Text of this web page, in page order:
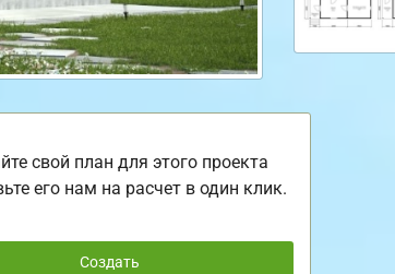
свой план для этого проекта
его нам на расчет в один клик.
Создать